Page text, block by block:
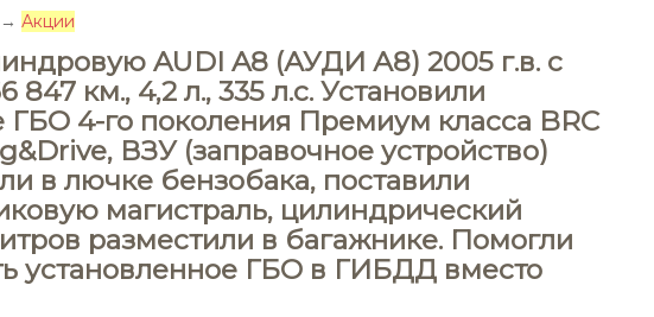
→ Акции
AUDI A8 (АУДИ А8) 2005 г.в. с
847 км., 4,2 л., 335 л.с. Установили
ГБО 4-го поколения Премиум класса BRC
ВЗУ (заправочное устройство)
в лючке бензобака, поставили
магистраль, цилиндрический
разместили в багажнике. Помогли
установленное ГБО в ГИБДД вместо